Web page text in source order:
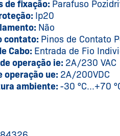
de fixação: Parafuso
Ip20
Não
contato: Pinos de Contato
Cabo: Entrada de Fio
operação ie: 2A/230 VAC
operação ue: 2A/200VDC
ambiente: -30 °C...+70